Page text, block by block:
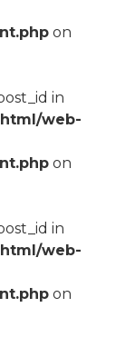
on
in
web-
on
in
web-
on